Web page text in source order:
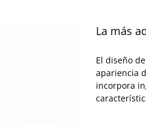
La más
El diseño
apariencia
incorpora